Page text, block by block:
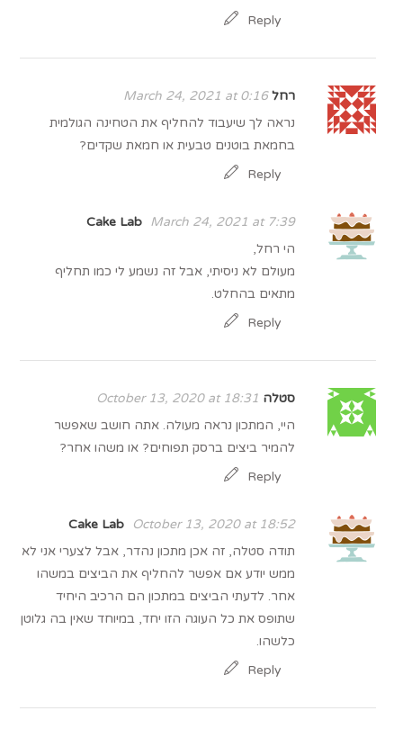
Reply
רחל March 24, 2021 at 0:16
נראה לך שיעבוד להחליף את הטחינה הגולמית
בחמאת בוטנים טבעית או חמאת שקדים?
Reply
Cake Lab
March 24, 2021 at 7:39
הי רחל,
מעולם לא ניסיתי, אבל זה נשמע לי כמו תחליף
מתאים בהחלט.
Reply
סטלה October 13, 2020 at 18:31
היי, המתכון נראה מעולה. אתה חושב שאפשר
להמיר ביצים ברסק תפוחים? או משהו אחר?
Reply
Cake Lab
October 13, 2020 at 18:52
תודה סטלה, זה אכן מתכון נהדר, אבל לצערי אני לא
ממש יודע אם אפשר להחליף את הביצים במשהו
אחר. לדעתי הביצים במתכון הם הרכיב היחיד
שתופס את כל העוגה הזו יחד, במיוחד שאין בה גלוטן
כלשהו.
Reply